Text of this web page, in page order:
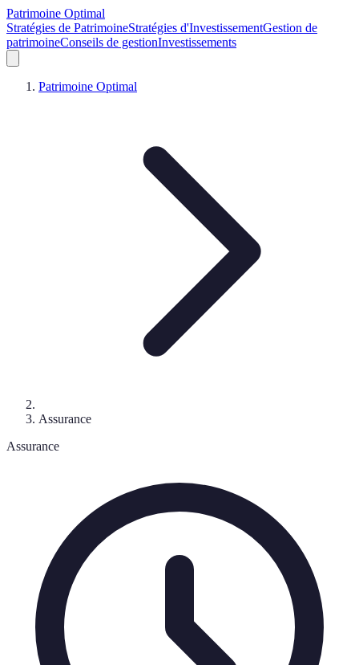
Patrimoine Optimal
Stratégies de PatrimoineStratégies d'InvestissementGestion de
patrimoineConseils de gestionInvestissements
Patrimoine Optimal
Assurance
Assurance